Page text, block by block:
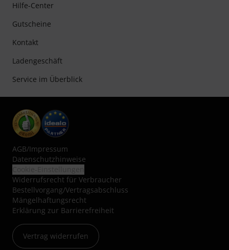
Hilfe-Center
Gutscheine
Kontakt
Ladengeschäft
Service im Überblick
AGB/Impressum
Datenschutzhinweise
Widerrufsrecht für Verbraucher
Bestellvorgang/Vertragsabschluss
Mängelhaftungsrecht
Erklärung zur Barrierefreiheit
Vertrag widerrufen